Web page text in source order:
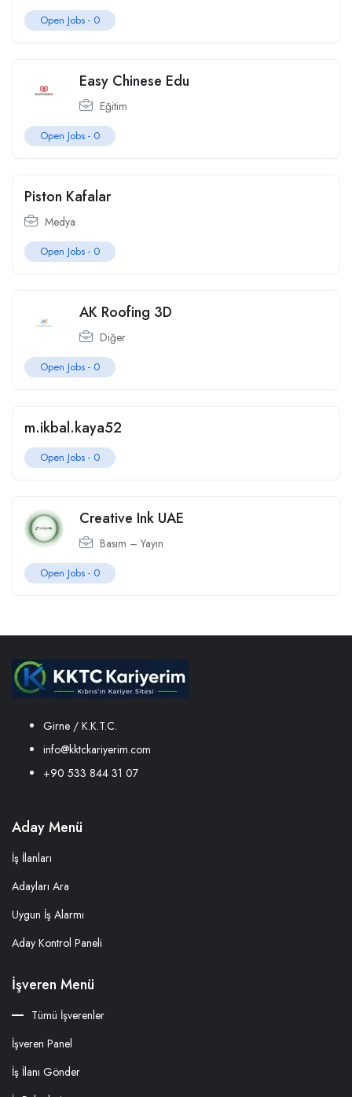
Open Jobs - 0
Easy Chinese Edu
Eğitim
Open Jobs - 0
Piston Kafalar
Medya
Open Jobs - 0
AK Roofing 3D
Diğer
Open Jobs - 0
m.ikbal.kaya52
Open Jobs - 0
Creative Ink UAE
Basım – Yayın
Open Jobs - 0
Girne / K.K.T.C.
info@kktckariyerim.com
+90 533 844 31 07
Aday Menü
İş İlanları
Adayları Ara
Uygun İş Alarmı
Aday Kontrol Paneli
İşveren Menü
Tümü İşverenler
İşveren Panel
İş İlanı Gönder